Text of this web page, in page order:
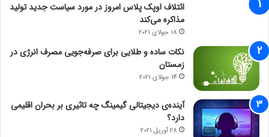
ائتلاف اوپک پلاس امروز در مورد سیاست جدید تولید
مذاکره می‌کند
18 جولای 2021
نکات ساده و طلایی برای صرفه‌جویی مصرف انرژی در
زمستان
14 جولای 2021
آینده‌ی دیجیتالی گیمینگ چه تاثیری بر بحران اقلیمی
دارد؟
28 آوریل 2021